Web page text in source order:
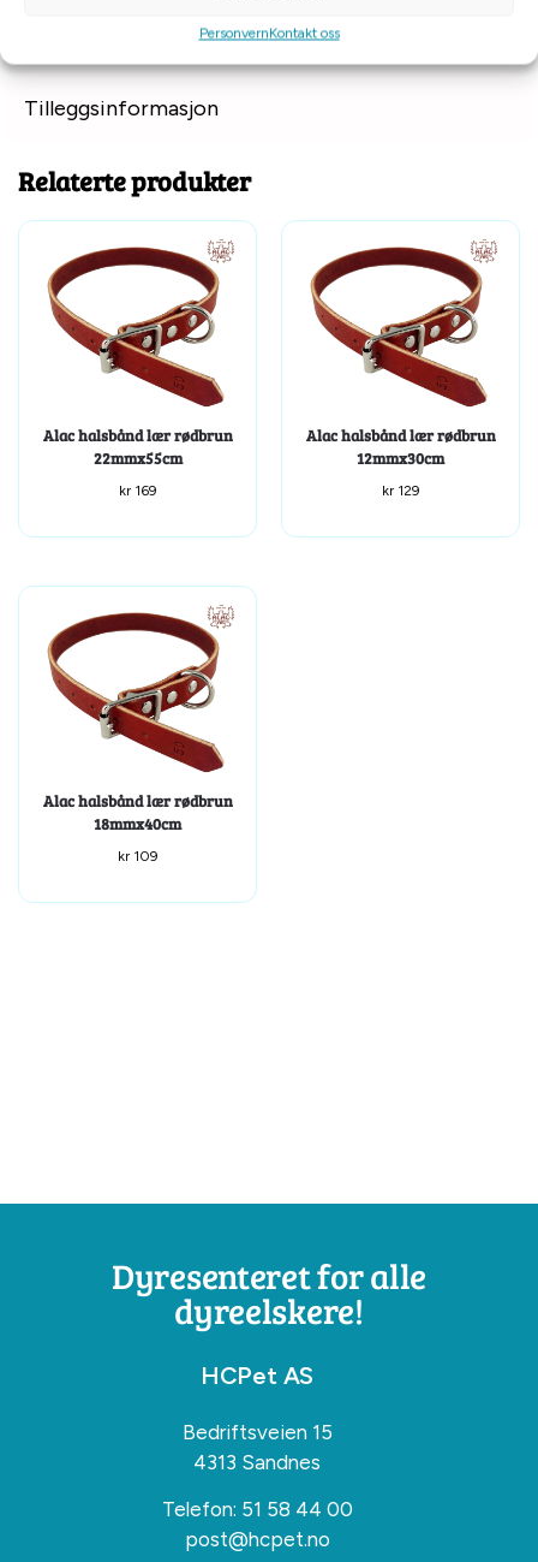
PersonvernKontakt oss
Tilleggsinformasjon
Relaterte produkter
Alac halsbånd lær rødbrun
22mmx55cm
kr169
Alac halsbånd lær rødbrun
12mmx30cm
kr129
Alac halsbånd lær rødbrun
18mmx40cm
kr109
Dyresenteret for alle
dyreelskere!
HCPet AS
Bedriftsveien 15
4313 Sandnes
Telefon: 51 58 44 00
post@hcpet.no